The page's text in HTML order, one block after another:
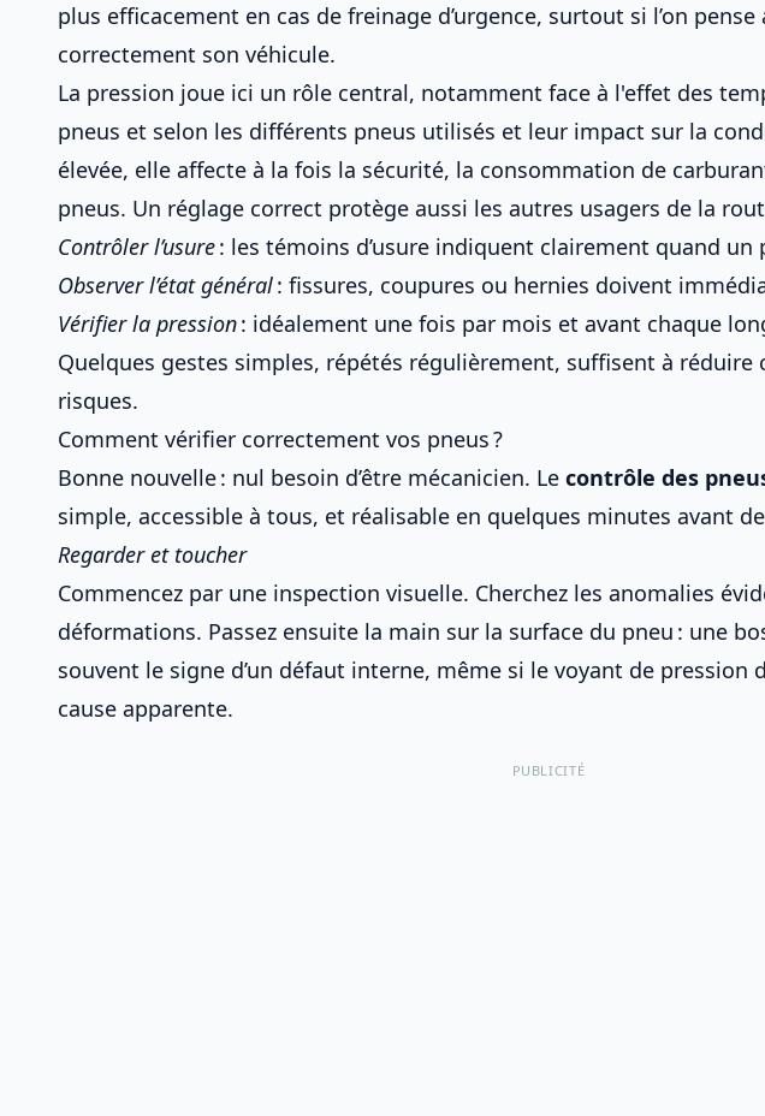
plus efficacement en cas de freinage d’urgence, surtout si l’on pense
correctement son véhicule.
La pression joue ici un rôle central, notamment face à l'effet des
pneus et selon les différents pneus utilisés et leur impact sur la
élevée, elle affecte à la fois la sécurité, la consommation de
pneus. Un réglage correct protège aussi les autres usagers de la
Contrôler l’usure: les témoins d’usure indiquent clairement quand un
Observer l’état général: fissures, coupures ou hernies doivent
Vérifier la pression: idéalement une fois par mois et avant chaque
Quelques gestes simples, répétés régulièrement, suffisent à réduire
risques.
Comment vérifier correctement vos pneus ?
Bonne nouvelle : nul besoin d’être mécanicien. Le contrôle des
simple, accessible à tous, et réalisable en quelques minutes avant
Regarder et toucher
Commencez par une inspection visuelle. Cherchez les anomalies
déformations. Passez ensuite la main sur la surface du pneu : une
souvent le signe d’un défaut interne, même si le voyant de pression
cause apparente.
PUBLICITÉ